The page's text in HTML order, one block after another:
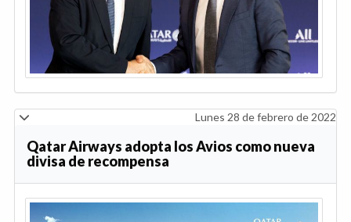
Lunes 28 de febrero de 2022
Qatar Airways adopta los Avios como nueva
divisa de recompensa